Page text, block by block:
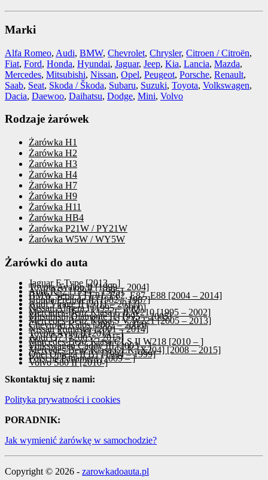
Marki
Alfa Romeo, Audi, BMW, Chevrolet, Chrysler, Citroen / Citroën,
Fiat, Ford, Honda, Hyundai, Jaguar, Jeep, Kia, Lancia, Mazda,
Mercedes, Mitsubishi, Nissan, Opel, Peugeot, Porsche, Renault,
Saab, Seat, Skoda / Škoda, Subaru, Suzuki, Toyota, Volkswagen,
Dacia, Daewoo, Daihatsu, Dodge, Mini, Volvo
Rodzaje żarówek
Żarówka H1
Żarówka H2
Żarówka H3
Żarówka H4
Żarówka H7
Żarówka H9
Żarówka H11
Żarówka HB4
Żarówka P21W / PY21W
Żarówka W5W / WY5W
Żarówki do auta
Jaguar F-Type [2013 – ]
Toyota Avalon II [1999 – 2004]
Audi RS2 [1994 – 1995]
BMW Seria 1 I E81, E82, E87, E88 [2004 – 2014]
Honda Prelude II [1982 – 1987]
Audi Virage II [2011 – 2012]
Nissan Almera I [1995 – 2000]
Mercedes-Benz Klasa E II W210 [1995 – 2002]
Mitsubishi Diamante II [1995 – 2005]
Mercedes-Benz Klasa S V W221 [2005 – 2013]
Chevrolet Kalos [2002 – 2008]
Nissan Primastar [2001 – 2014]
Toyota Aygo II [2014 – ]
Audi Q7 I [2005 – 2015]
Mercedes-Benz Klasa CLS II W218 [2010 – ]
Volkswagen Caddy III [2003 – ]
Mercedes-Benz Klasa GLK [X204] [2008 – 2015]
Opel Omega II B1 [1994 – 1999]
Porsche Panamera [2009 – ]
Volvo S80 II [2010-]
Skontaktuj się z nami:
Polityka prywatności i cookies
PORADNIK:
Jak wymienić żarówkę w samochodzie?
Copyright © 2026 - zarowkadoauta.pl